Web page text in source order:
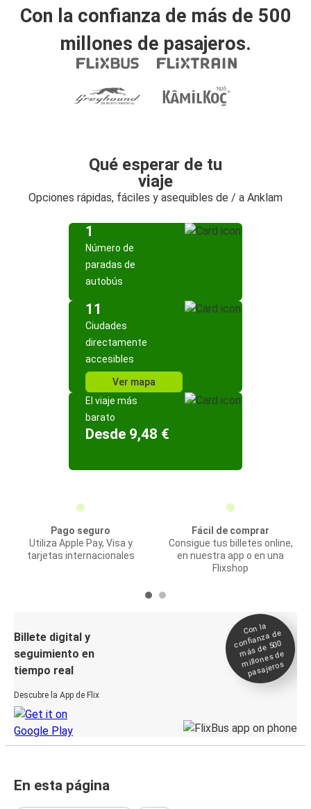
Con la confianza de más de 500
millones de pasajeros.
Qué esperar de tu
viaje
Opciones rápidas, fáciles y asequibles de / a Anklam
1
Número de
paradas de
autobús
11
Ciudades
directamente
accesibles
Ver mapa
El viaje más
barato
Desde 9,48 €
Pago seguro
Utiliza Apple Pay, Visa y
tarjetas internacionales
Fácil de comprar
Consigue tus billetes online,
en nuestra app o en una
Flixshop
Billete digital y
seguimiento en
tiempo real
Descubre la App de Flix
Con la
confianza de
más de 500
millones de
pasajeros
En esta página